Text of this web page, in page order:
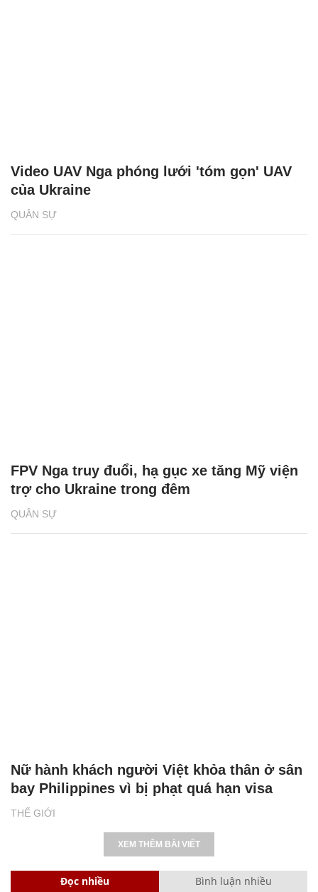
QUÂN SỰ
Video UAV Nga phóng lưới 'tóm gọn' UAV
của Ukraine
QUÂN SỰ
FPV Nga truy đuổi, hạ gục xe tăng Mỹ viện
trợ cho Ukraine trong đêm
THẾ GIỚI
Nữ hành khách người Việt khỏa thân ở sân
bay Philippines vì bị phạt quá hạn visa
XEM THÊM BÀI VIẾT
Đọc nhiều Bình luận nhiều